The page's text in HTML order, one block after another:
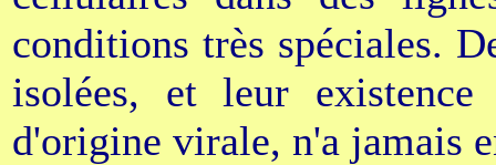
conditions très spéciales.
isolées, et leur
d'origine virale, n'a jamais